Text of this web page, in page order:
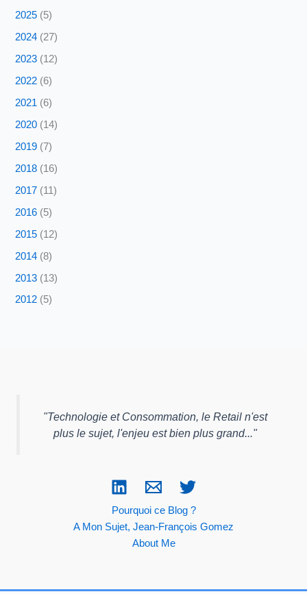
2025 (5)
2024 (27)
2023 (12)
2022 (6)
2021 (6)
2020 (14)
2019 (7)
2018 (16)
2017 (11)
2016 (5)
2015 (12)
2014 (8)
2013 (13)
2012 (5)
"Technologie et Consommation, le Retail n'est
plus le sujet, l'enjeu est bien plus grand..."
Pourquoi ce Blog ?
A Mon Sujet, Jean-François Gomez
About Me